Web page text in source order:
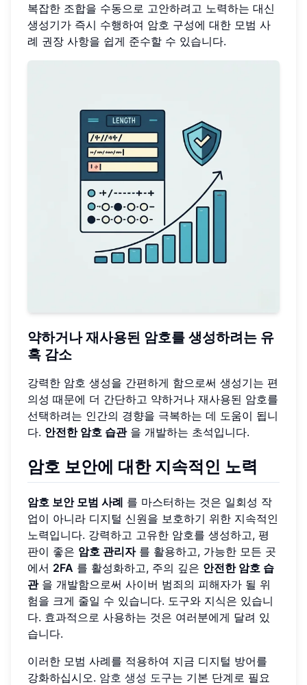
복잡한 조합을 수동으로 고안하려고 노력하는 대신
생성기가 즉시 수행하여 암호 구성에 대한 모범 사
례 권장 사항을 쉽게 준수할 수 있습니다.
약하거나 재사용된 암호를 생성하려는 유
혹 감소
강력한 암호 생성을 간편하게 함으로써 생성기는 편
의성 때문에 더 간단하고 약하거나 재사용된 암호를
선택하려는 인간의 경향을 극복하는 데 도움이 됩니
다. 안전한 암호 습관을 개발하는 초석입니다.
암호 보안에 대한 지속적인 노력
암호 보안 모범 사례 를 마스터하는 것은 일회성 작
업이 아니라 디지털 신원을 보호하기 위한 지속적인
노력입니다. 강력하고 고유한 암호를 생성하고, 평
판이 좋은 암호 관리자를 활용하고, 가능한 모든 곳
에서 2FA 를 활성화하고, 주의 깊은 안전한 암호 습
관을 개발함으로써 사이버 범죄의 피해자가 될 위
험을 크게 줄일 수 있습니다. 도구와 지식은 있습니
다. 효과적으로 사용하는 것은 여러분에게 달려 있
습니다.
이러한 모범 사례를 적용하여 지금 디지털 방어를
강화하십시오. 암호 생성 도구는 기본 단계로 필요